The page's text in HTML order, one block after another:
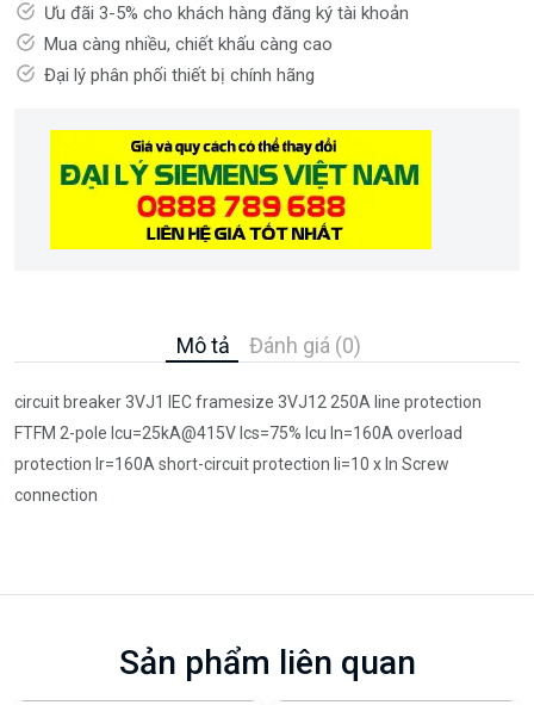
Ưu đãi 3-5% cho khách hàng đăng ký tài khoản
Mua càng nhiều, chiết khấu càng cao
Đại lý phân phối thiết bị chính hãng
Mô tả Đánh giá (0)
circuit breaker 3VJ1 IEC framesize 3VJ12 250A line protection
FTFM 2-pole Icu=25kA@415V Ics=75% Icu In=160A overload
protection Ir=160A short-circuit protection Ii=10 x In Screw
connection
Sản phẩm liên quan